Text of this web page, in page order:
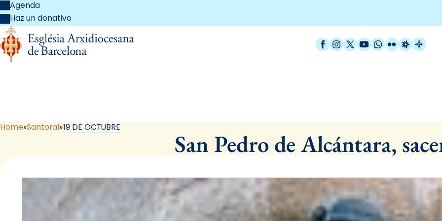
Agenda
Haz un donativo
Facebook
Instagram
X / Twitter
YouTube
WhatsApp
FlickrRadio
Home Santoral 19 DE OCTUBRE
San Pedro de Alcántara,